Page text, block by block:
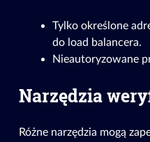
Tylko określone
do load balancera.
Nieautoryzowane
Narzędzia
Różne narzędzia mogą